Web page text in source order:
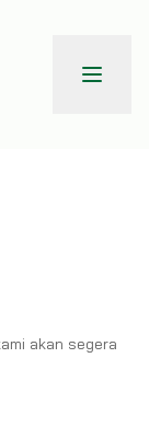
akan segera